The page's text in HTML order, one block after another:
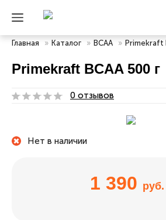
Главная » Каталог » ВСАА » Primekraft
Primekraft BCAA 500 г
0 отзывов
Нет в наличии
1 390 руб.